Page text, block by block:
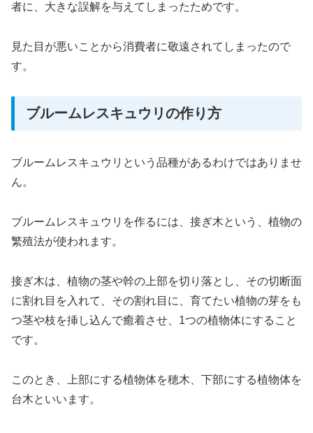
者に、大きな誤解を与えてしまったためです。
見た目が悪いことから消費者に敬遠されてしまったので
す。
ブルームレスキュウリの作り方
ブルームレスキュウリという品種があるわけではありませ
ん。
ブルームレスキュウリを作るには、接ぎ木という、植物の
繁殖法が使われます。
接ぎ木は、植物の茎や幹の上部を切り落とし、その切断面
に割れ目を入れて、その割れ目に、育てたい植物の芽をも
つ茎や枝を挿し込んで癒着させ、1つの植物体にすること
です。
このとき、上部にする植物体を穂木、下部にする植物体を
台木といいます。